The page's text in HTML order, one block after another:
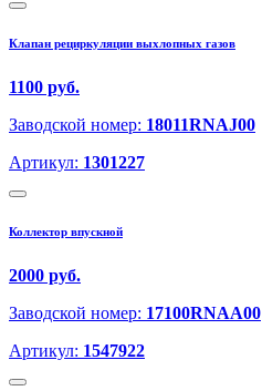
Клапан рециркуляции выхлопных газов
1100 руб.
Заводской номер: 18011RNAJ00
Артикул: 1301227
Коллектор впускной
2000 руб.
Заводской номер: 17100RNAA00
Артикул: 1547922